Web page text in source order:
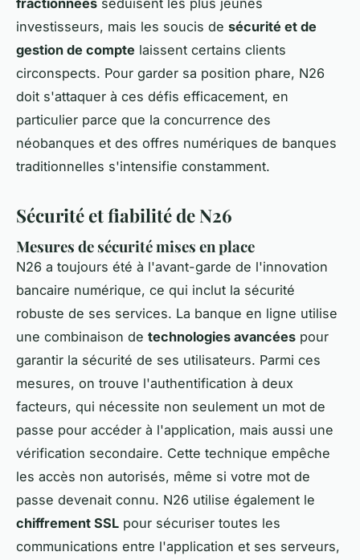
investisseurs, mais les soucis de sécurité et de
gestion de compte laissent certains clients
circonspects. Pour garder sa position phare, N26
doit s'attaquer à ces défis efficacement, en
particulier parce que la concurrence des
néobanques et des offres numériques de banques
traditionnelles s'intensifie constamment.
Sécurité et fiabilité de N26
Mesures de sécurité mises en place
N26 a toujours été à l'avant-garde de l'innovation
bancaire numérique, ce qui inclut la sécurité
robuste de ses services. La banque en ligne utilise
une combinaison de technologies avancées pour
garantir la sécurité de ses utilisateurs. Parmi ces
mesures, on trouve l'authentification à deux
facteurs, qui nécessite non seulement un mot de
passe pour accéder à l'application, mais aussi une
vérification secondaire. Cette technique empêche
les accès non autorisés, même si votre mot de
passe devenait connu. N26 utilise également le
chiffrement SSL pour sécuriser toutes les
communications entre l'application et ses serveurs,